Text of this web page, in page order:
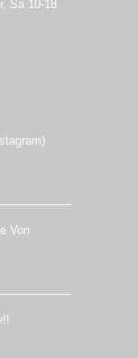
Sa 10-18
Von